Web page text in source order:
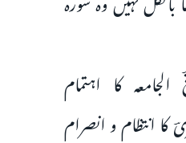
کا اہتمام
انتظام و انصرام